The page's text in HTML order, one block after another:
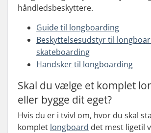
håndledsbeskyttere.
Guide til longboarding
Beskyttelsesudstyr til
skateboarding
Handsker til longboarding
Skal du vælge et komplet
eller bygge dit eget?
Hvis du er i tvivl om, hvor du skal
komplet longboard det mest ligetil